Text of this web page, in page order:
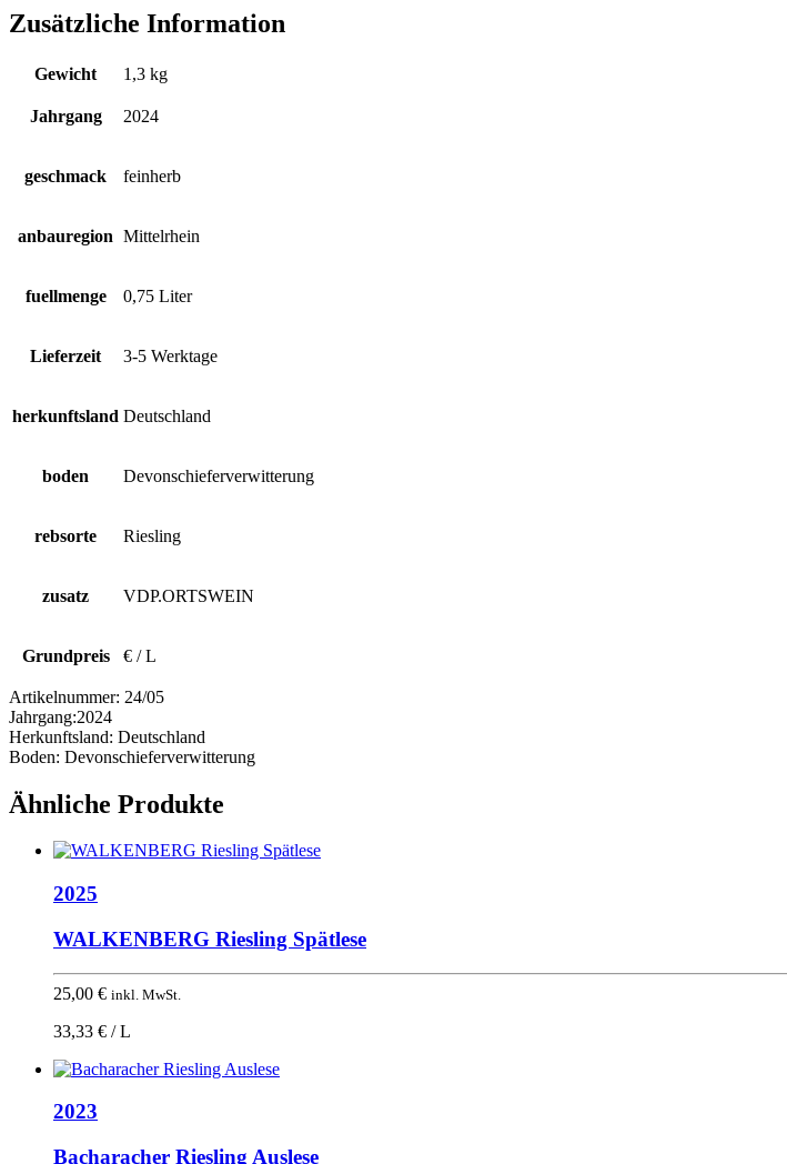
Zusätzliche Information
Gewicht 1,3 kg
Jahrgang 2024
geschmack feinherb
anbauregion Mittelrhein
fuellmenge 0,75 Liter
Lieferzeit 3-5 Werktage
herkunftsland Deutschland
boden Devonschieferverwitterung
rebsorte Riesling
zusatz VDP.ORTSWEIN
Grundpreis € / L
Artikelnummer: 24/05
Jahrgang:2024
Herkunftsland: Deutschland
Boden: Devonschieferverwitterung
Ähnliche Produkte
2025
WALKENBERG Riesling Spätlese
25,00 € inkl. MwSt.
33,33 € / L
2023
Bacharacher Riesling Auslese